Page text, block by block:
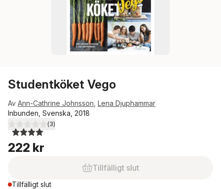
Studentköket Vego
Av Ann-Cathrine Johnsson Lena Djuphammar
Inbunden, Svenska, 2018
4,0utav 5 stjärnor. Totalt antal röster:
(3)
222 kr
Tillfälligt slut
Tillfälligt slut